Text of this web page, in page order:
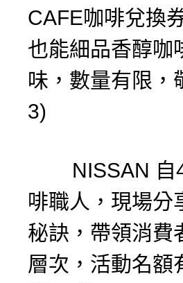
CAFE咖啡兌換
也能細品香醇咖
味，數量有限，
3)
NISSAN 自4
啡職人，現場分
秘訣，帶領消費
層次，活動名額